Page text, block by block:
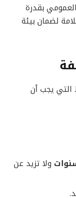
بقدرة
لضمان بيئة
يجب أن
ولا تزيد عن